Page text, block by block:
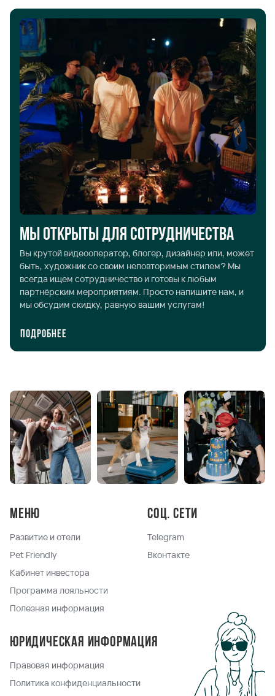
Мы открыты для сотрудничества
Вы крутой видеооператор, блогер, дизайнер или, может
быть, художник со своим неповторимым стилем? Мы
всегда ищем сотрудничество и готовы к любым
партнёрским мероприятиям. Просто напишите нам, и
мы обсудим скидку, равную вашим услугам!
Подробнее
Меню
Развитие и отели
Pet Friendly
Кабинет инвестора
Программа лояльности
Полезная информация
Соц. сети
Telegram
Вконтакте
Юридическая информация
Правовая информация
Политика конфиденциальности